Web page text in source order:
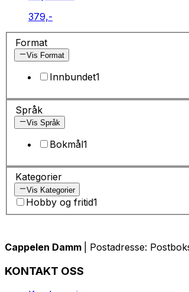
379,-
Format
Vis Format
Innbundet1
Språk
Vis Språk
Bokmål1
Kategorier
Vis Kategorier
Hobby og fritid1
Cappelen Damm | Postadresse:
KONTAKT OSS